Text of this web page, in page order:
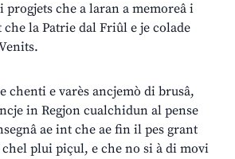
progjets che a laran a memoreâ i
che la Patrie dal Friûl e je colade
chenti e varès ancjemò di brusâ,
in Regjon cualchidun al pense
ae int che ae fin il pes grant
plui piçul, e che no si à di movi